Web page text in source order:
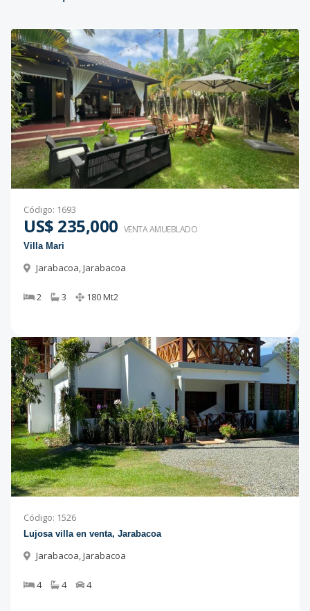
Código: 1693
US$ 235,000 VENTA AMUEBLADO
Villa Mari
Jarabacoa,Jarabacoa
2 3 180Mt2
Código: 1526
Lujosa villa en venta, Jarabacoa
Jarabacoa,Jarabacoa
4 4 4